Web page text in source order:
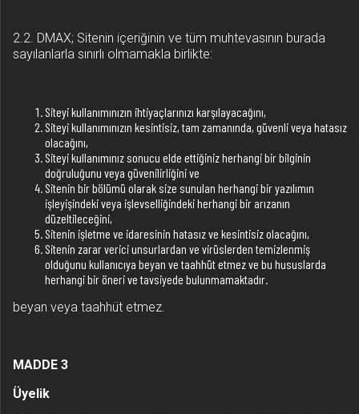
2.2. DMAX; Sitenin içeriğinin ve tüm muhtevasının burada
sayılanlarla sınırlı olmamakla birlikte:
Siteyi kullanımınızın ihtiyaçlarınızı karşılayacağını,
Siteyi kullanımınızın kesintisiz, tam zamanında, güvenli veya hatasız
olacağını,
Siteyi kullanımınız sonucu elde ettiğiniz herhangi bir bilginin
doğruluğunu veya güvenilirliğini ve
Sitenin bir bölümü olarak size sunulan herhangi bir yazılımın
işleyişindeki veya işlevselliğindeki herhangi bir arızanın
düzeltileceğini,
Sitenin işletme ve idaresinin hatasız ve kesintisiz olacağını,
Sitenin zarar verici unsurlardan ve virüslerden temizlenmiş
olduğunu kullanıcıya beyan ve taahhüt etmez ve bu hususlarda
herhangi bir öneri ve tavsiyede bulunmamaktadır.
beyan veya taahhüt etmez.
MADDE 3
Üyelik